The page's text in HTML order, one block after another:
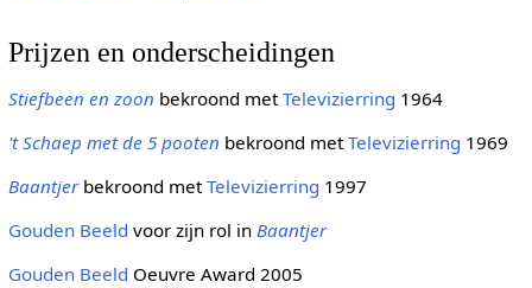
Prijzen en onderscheidingen
Stiefbeen en zoon bekroond metTelevizierring 1964
't Schaep met de 5 pooten bekroond metTelevizierring 1969
Baantjerbekroond metTelevizierring 1997
Gouden Beeld voor zijn rol in Baantjer
Gouden Beeld Oeuvre Award 2005